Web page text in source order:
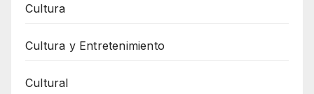
Cultura
Cultura y Entretenimiento
Cultural